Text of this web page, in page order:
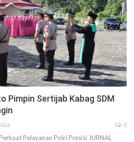
Pimpin Sertijab Kabag SDM
0
Pelayanan Polri Presisi JURNAL